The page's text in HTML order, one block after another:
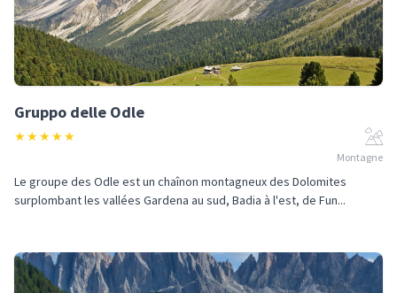
Gruppo delle Odle
★★★★★
Montagne
Le groupe des Odle est un chaînon montagneux des Dolomites
surplombant les vallées Gardena au sud, Badia à l'est, de Fun...